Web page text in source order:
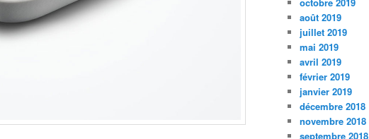
août 2019
juillet 2019
mai 2019
avril 2019
février 2019
janvier 2019
décembre 2018
novembre 2018
septembre 2018